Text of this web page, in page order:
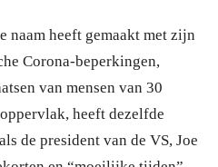
naam heeft gemaakt met zijn
Corona-beperkingen,
van mensen van 30
heeft dezelfde
de president van de VS, Joe